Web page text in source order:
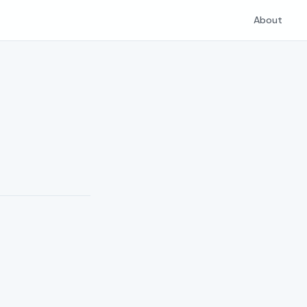
About